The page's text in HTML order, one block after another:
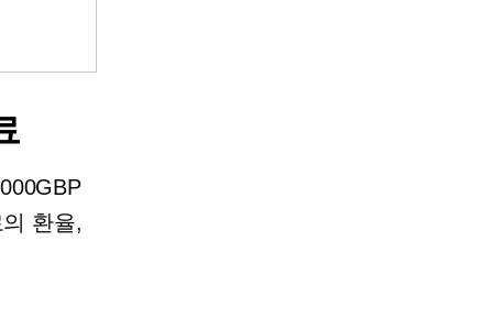
환율,